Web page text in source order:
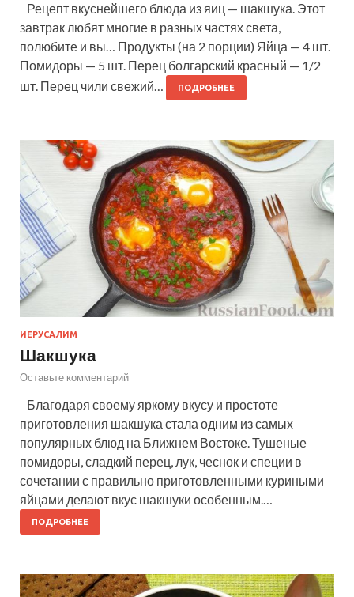
Рецепт вкуснейшего блюда из яиц — шакшука. Этот
завтрак любят многие в разных частях света,
полюбите и вы… Продукты (на 2 порции) Яйца — 4 шт.
Помидоры — 5 шт. Перец болгарский красный — 1/2
шт. Перец чили свежий…
ПОДРОБНЕЕ
ИЕРУСАЛИМ
Шакшука
Оставьте комментарий
Благодаря своему яркому вкусу и простоте
приготовления шакшука стала одним из самых
популярных блюд на Ближнем Востоке. Тушеные
помидоры, сладкий перец, лук, чеснок и специи в
сочетании с правильно приготовленными куриными
яйцами делают вкус шакшуки особенным.…
ПОДРОБНЕЕ